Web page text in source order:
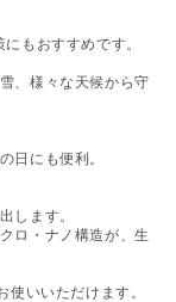
もおすすめです。
、様々な天候から守
日にも便利。
します。
ロ・ナノ構造が、生
いいただけます。